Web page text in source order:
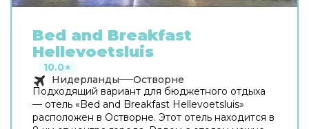
Bed and Breakfast
Hellevoetsluis
10.0★
Нидерланды
Остворне
Подходящий вариант для бюджетного отдыха
— отель «Bed and Breakfast Hellevoetsluis»
расположен в Остворне. Этот отель находится в